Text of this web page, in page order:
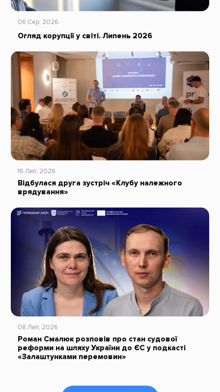
06 Сер, 2026
Огляд корупції у світі. Липень 2026
16 Лип, 2026
Відбулася друга зустріч «Клубу належного
врядування»
08 Лип, 2026
Роман Смалюк розповів про стан судової
реформи на шляху України до ЄС у подкасті
«Залаштунками перемовин»